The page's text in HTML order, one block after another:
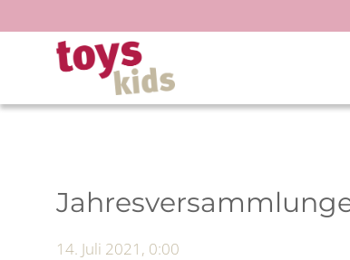
Inhalt
springen
14. Juli 2021, 0:00